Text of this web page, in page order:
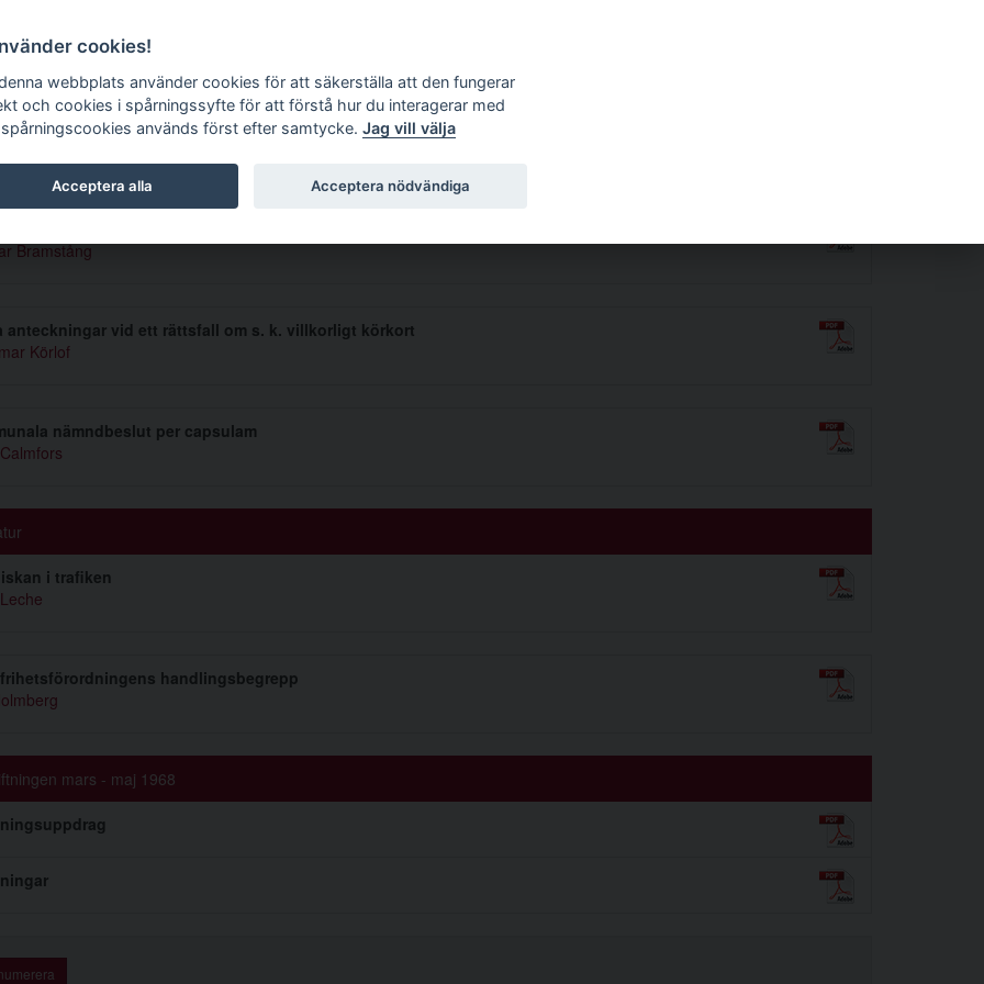
tidskrift
1968 4
Bramstång
anteckningar vid ett rättsfall om s. k. villkorligt körkort
Körlof
nämndbeslut per capsulam
i trafiken
handlingsbegrepp
mars - maj 1968
cookies!
webbplats använder cookies för att säkerställa att den fungerar
och cookies i spårningssyfte för att förstå hur du interagerar med
används först efter samtycke. Jag vill välja
Acceptera alla Acceptera nödvändiga